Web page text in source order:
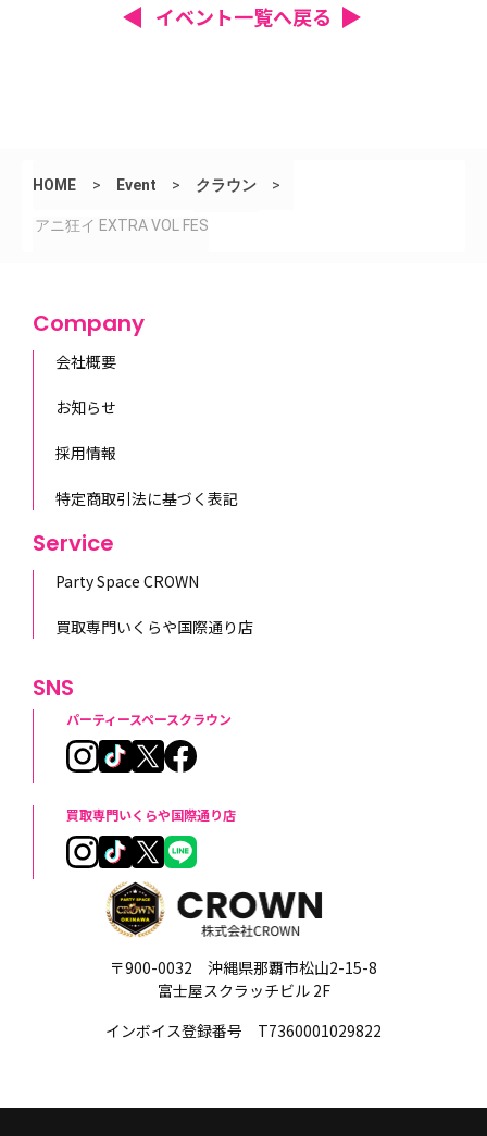
イベント一覧へ戻る
HOME > Event > クラウン >
アニ狂イ EXTRA VOL FES
〒900-0032 沖縄県那覇市松山2-15-8
富士屋スクラッチビル 2F
インボイス登録番号 T7360001029822
Company
会社概要
お知らせ
採用情報
特定商取引法に基づく表記
Service
Party Space CROWN
買取専門いくらや国際通り店
SNS
パーティースペースクラウン
買取専門いくらや国際通り店